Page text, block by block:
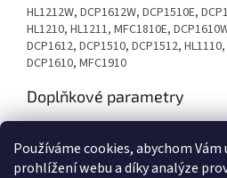
Používáme cookies, abychom
prohlížení webu a díky analýze
HL1212W, DCP1612W, DCP1510E,
HL1210, HL1211, MFC1810E,
DCP1612, DCP1510, DCP1512,
DCP1610, MFC1910
Doplňkové parametry
Záruka: 24 měsíců